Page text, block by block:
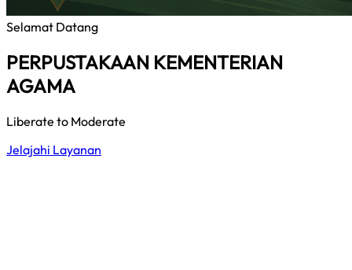
Selamat Datang
PERPUSTAKAAN KEMENTERIAN
AGAMA
Liberate to Moderate
Jelajahi Layanan